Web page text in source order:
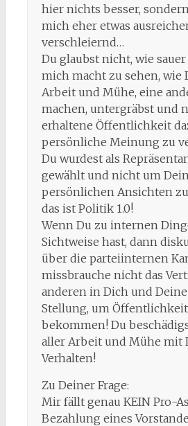
hier nichts besser,
mich eher etwas
verschleiernd…
Du glaubst nicht, wie
mich macht zu sehen, wie
Arbeit und Mühe, eine
machen, untergräbst und
erhaltene Öffentlichkeit
persönliche Meinung zu
Du wurdest als
gewählt und nicht um
persönlichen Ansichten
das ist Politik 1.0!
Wenn Du zu internen
Sichtweise hast, dann
über die parteiinternen
missbrauche nicht das
anderen in Dich und
Stellung, um
bekommen! Du
aller Arbeit und Mühe mit
Verhalten!
Zu Deiner Frage:
Mir fällt genau KEIN Pro-
Bezahlung eines